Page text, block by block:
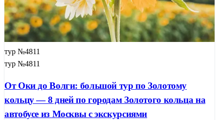
тур №4811
тур №4811
От Оки до Волги: большой тур по Золотому
кольцу — 8 дней по городам Золотого кольца на
автобусе из Москвы с экскурсиями